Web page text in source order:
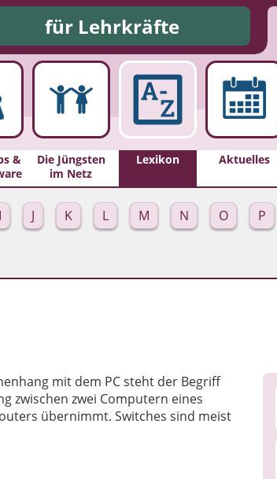
für Lehrkräfte
&
Die Jüngsten
im Netz
Lexikon Aktuelles
I J K L M N O P
mit dem PC steht der Begriff
zwischen zwei Computern eines
übernimmt. Switches sind meist